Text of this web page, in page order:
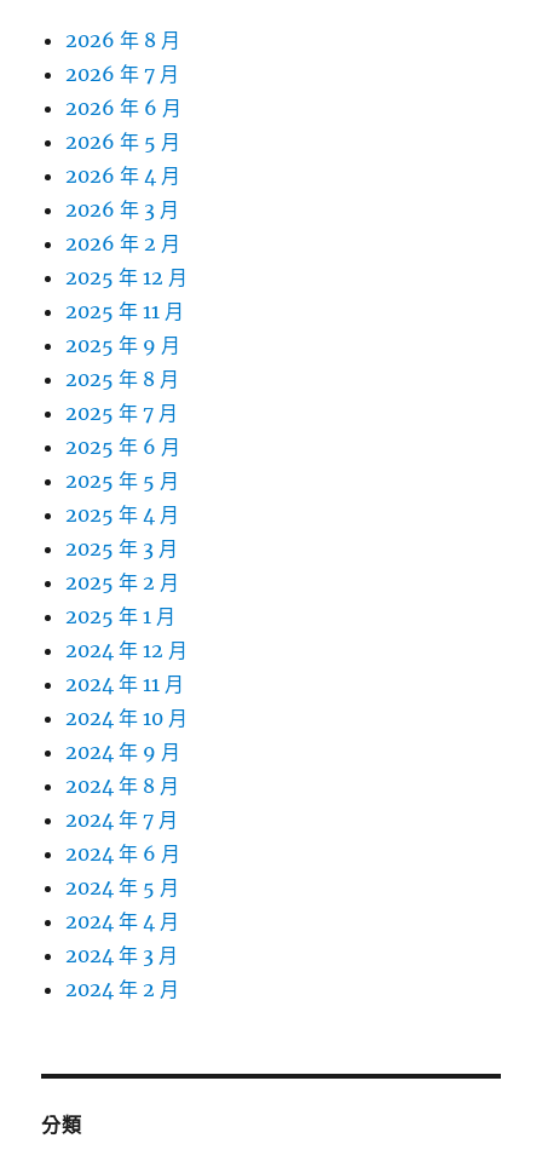
2026 年 8 月
2026 年 7 月
2026 年 6 月
2026 年 5 月
2026 年 4 月
2026 年 3 月
2026 年 2 月
2025 年 12 月
2025 年 11 月
2025 年 9 月
2025 年 8 月
2025 年 7 月
2025 年 6 月
2025 年 5 月
2025 年 4 月
2025 年 3 月
2025 年 2 月
2025 年 1 月
2024 年 12 月
2024 年 11 月
2024 年 10 月
2024 年 9 月
2024 年 8 月
2024 年 7 月
2024 年 6 月
2024 年 5 月
2024 年 4 月
2024 年 3 月
2024 年 2 月
分類